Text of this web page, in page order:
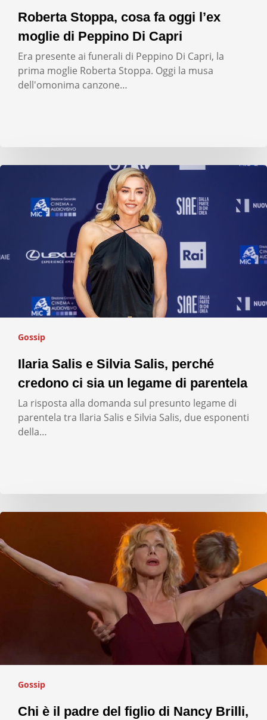
Roberta Stoppa, cosa fa oggi l’ex
moglie di Peppino Di Capri
Era presente ai funerali di Peppino Di Capri, la
prima moglie Roberta Stoppa. Oggi la musa
dell'omonima canzone…
Gossip
Ilaria Salis e Silvia Salis, perché
credono ci sia un legame di parentela
La risposta alla domanda sul presunto legame di
parentela tra Ilaria Salis e Silvia Salis, due esponenti
della…
Gossip
Chi è il padre del figlio di Nancy Brilli,